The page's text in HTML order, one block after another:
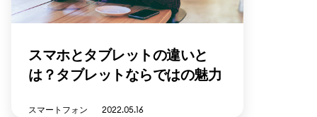
スマホとタブレットの違いと
は？タブレットならではの魅力
スマートフォン 2022.05.16